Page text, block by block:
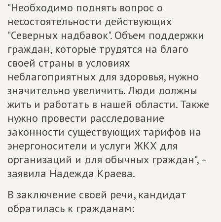
"Необходимо поднять вопрос о
несостоятельности действующих
"Северных надбавок". Объем поддержки
граждан, которые трудятся на благо
своей страны в условиях
неблагоприятных для здоровья, нужно
значительно увеличить. Люди должны
жить и работать в нашей области. Также
нужно провести расследование
законности существующих тарифов на
энергоносители и услуги ЖКХ для
организаций и для обычных граждан", –
заявила Надежда Краева.
В заключение своей речи, кандидат
обратилась к гражданам: